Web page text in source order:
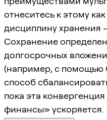
отнеситесь к этому
дисциплину хранения
Сохранение
долгосрочных
(например, с помощью
способ
пока эта
финансы» ускоряется.